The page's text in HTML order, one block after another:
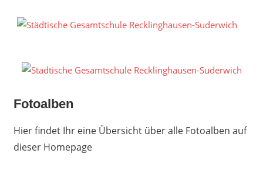
Inhalt
Fotoalben
Hier findet Ihr eine Übersicht über alle Fotoalben auf
dieser Homepage